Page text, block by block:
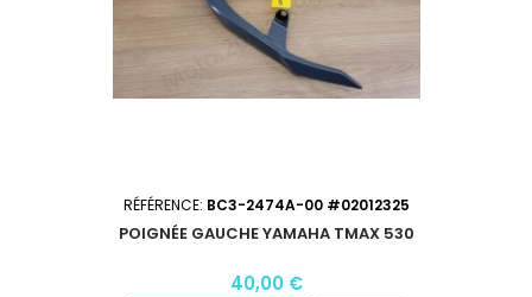
RÉFÉRENCE: BC3-2474A-00 #02012325
POIGNÉE GAUCHE YAMAHA TMAX 530
40,00 €